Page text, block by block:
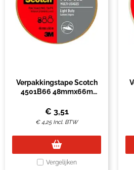
Verpakkingstape Scotch
4501B66 48mmx66m
€ 3,51
€4,25 Incl. BTW
Vergelijken